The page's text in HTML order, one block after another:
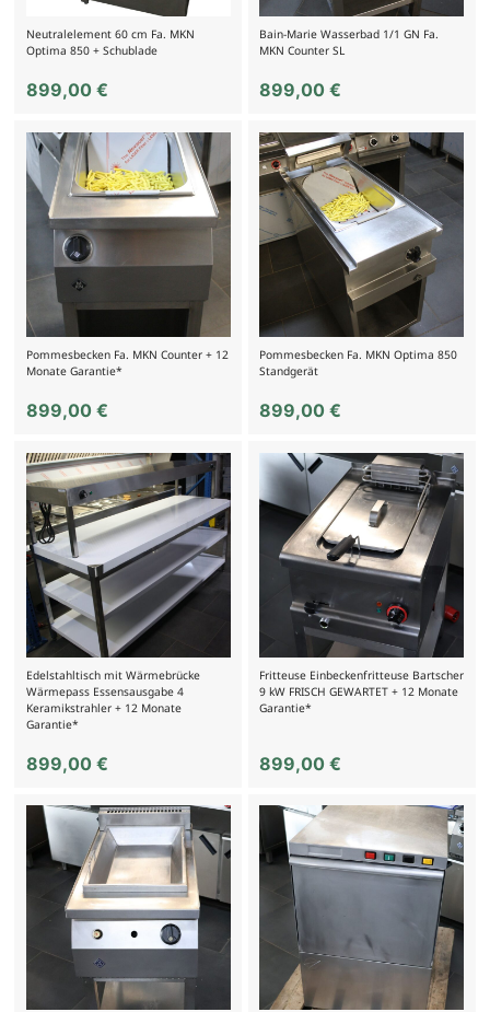
Neutralelement 60 cm Fa. MKN
Optima 850 + Schublade
899,00 €
Bain-Marie Wasserbad 1/1 GN Fa.
MKN Counter SL
899,00€
Pommesbecken Fa. MKN Counter + 12
Monate Garantie*
899,00 €
Pommesbecken Fa. MKN Optima 850
Standgerät
899,00€
Edelstahltisch mit Wärmebrücke
Wärmepass Essensausgabe 4
Keramikstrahler + 12 Monate
Garantie*
899,00 €
Fritteuse Einbeckenfritteuse Bartscher
9 kW FRISCH GEWARTET + 12 Monate
Garantie*
899,00€